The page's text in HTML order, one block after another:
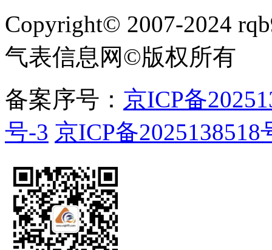
Copyright© 2007-2024
气表信息网©版权所有
备案序号： 京ICP备
号-3 京ICP备2025138518